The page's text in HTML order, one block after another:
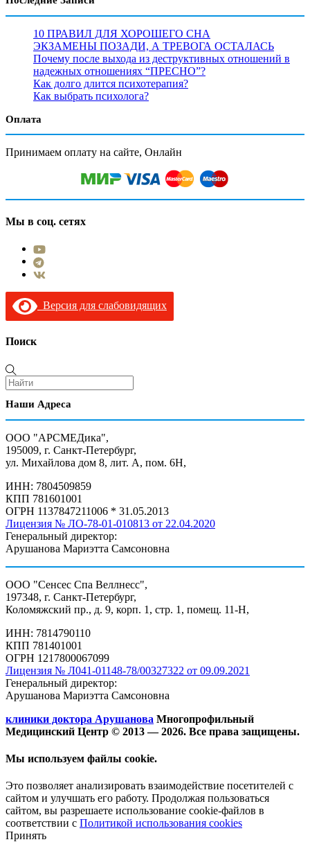
10 ПРАВИЛ ДЛЯ ХОРОШЕГО СНА
ЭКЗАМЕНЫ ПОЗАДИ, А ТРЕВОГА ОСТАЛАСЬ
Почему после выхода из деструктивных отношений в
надежных отношениях “ПРЕСНО”?
Как долго длится психотерапия?
Как выбрать психолога?
Оплата
Принимаем оплату на сайте, Онлайн
Мы в соц. сетях
Версия для слабовидящих
Поиск
Наши Адреса
ООО "АРСМЕДика",
195009, г. Санкт-Петербург,
ул. Михайлова дом 8, лит. А, пом. 6Н,
ИНН: 7804509859
КПП 781601001
ОГРН 1137847211006 * 31.05.2013
Лицензия № ЛО-78-01-010813 от 22.04.2020
Генеральный директор:
Арушанова Мариэтта Самсоновна
ООО "Сенсес Спа Веллнесс",
197348, г. Санкт-Петербург,
Коломяжский пр., д. 9, корп. 1, стр. 1, помещ. 11-Н,
ИНН: 7814790110
КПП 781401001
ОГРН 1217800067099
Лицензия № Л041-01148-78/00327322 от 09.09.2021
Генеральный директор:
Арушанова Мариэтта Самсоновна
клиники доктора Арушанова Многопрофильный
Медицинский Центр © 2013 —2026. Все права защищены.
Мы используем файлы cookie.
Это позволяет анализировать взаимодействие посетителей с
сайтом и улучшать его работу. Продолжая пользоваться
сайтом, вы разрешаете использование cookie-файлов в
соответствии с Политикой использования cookies
Принять